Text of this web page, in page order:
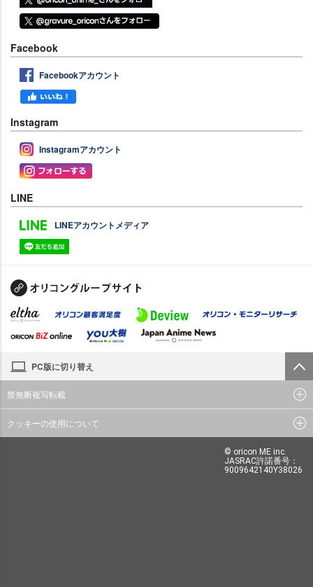
Facebook
Facebookアカウント
Instagram
Instagramアカウント
LINE
LINEアカウントメディア
PC版に切り替え
禁無断複写転載
クッキーの使用について
© oricon ME inc.
JASRAC許諾番号：
9009642140Y38026